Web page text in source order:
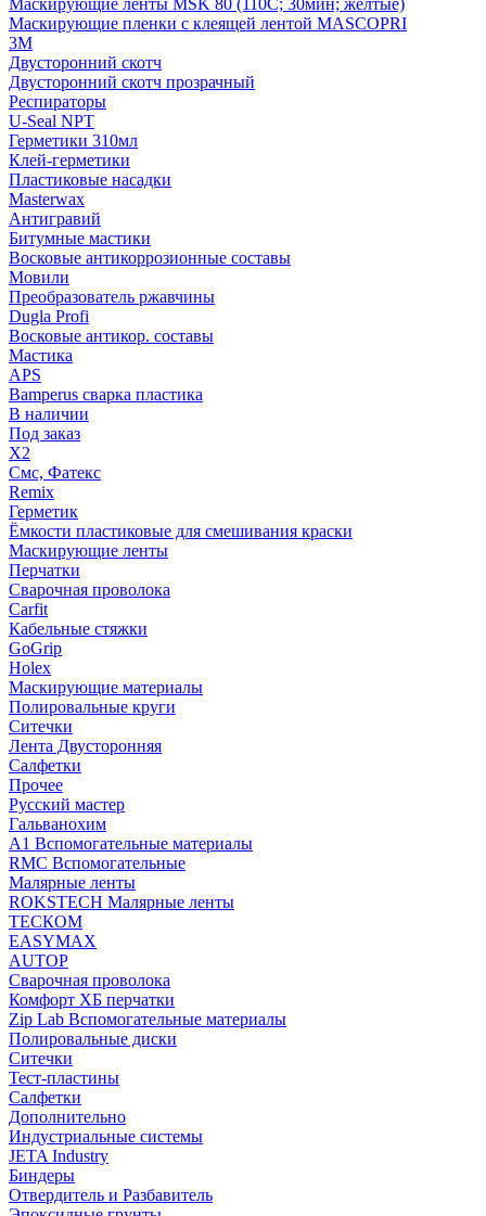
Маскирующие ленты MSK 80 (110С; 30мин; желтые)
Маскирующие пленки с клеящей лентой MASCOPRI
3M
Двусторонний скотч
Двусторонний скотч прозрачный
Респираторы
U-Seal NPT
Герметики 310мл
Клей-герметики
Пластиковые насадки
Masterwax
Антигравий
Битумные мастики
Восковые антикоррозионные составы
Мовили
Преобразователь ржавчины
Dugla Profi
Восковые антикор. составы
Мастика
APS
Bamperus сварка пластика
В наличии
Под заказ
X2
Смс, Фатекс
Remix
Герметик
Ёмкости пластиковые для смешивания краски
Маскирующие ленты
Перчатки
Сварочная проволока
Carfit
Кабельные стяжки
GoGrip
Holex
Маскирующие материалы
Полировальные круги
Ситечки
Лента Двусторонняя
Салфетки
Прочее
Русский мастер
Гальванохим
А1 Вспомогательные материалы
RMC Вспомогательные
Малярные ленты
ROKSTECH Малярные ленты
ТЕСКОМ
EASYMAX
AUTOP
Сварочная проволока
Комфорт ХБ перчатки
Zip Lab Вспомогательные материалы
Полировальные диски
Ситечки
Тест-пластины
Салфетки
Дополнительно
Индустриальные системы
JETA Industry
Биндеры
Отвердитель и Разбавитель